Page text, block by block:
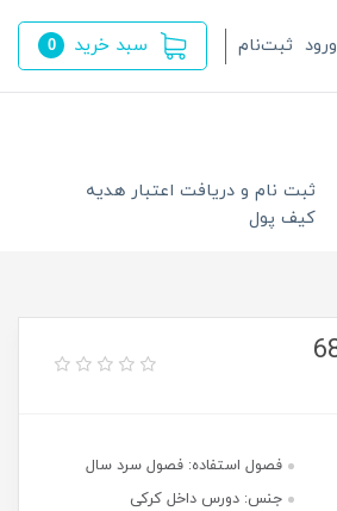
ورود ثبت‌نام سبد خرید 0
ثبت نام و دریافت اعتبار هدیه
کیف پول
فصول استفاده: فصول سرد سال
جنس: دورس داخل کرکی